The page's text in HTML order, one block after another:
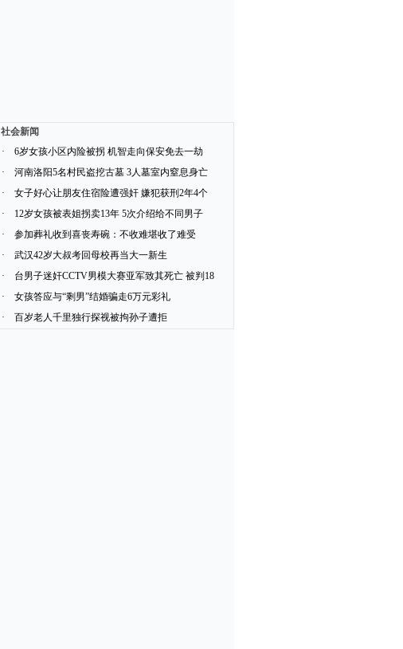
社会新闻
·
6岁女孩小区内险被拐 机智走向保安免去一劫
·
河南洛阳5名村民盗挖古墓 3人墓室内窒息身亡
·
女子好心让朋友住宿险遭强奸 嫌犯获刑2年4个
·
12岁女孩被表姐拐卖13年 5次介绍给不同男子
·
参加葬礼收到喜丧寿碗：不收难堪收了难受
·
武汉42岁大叔考回母校再当大一新生
·
台男子迷奸CCTV男模大赛亚军致其死亡 被判18
·
女孩答应与“剩男”结婚骗走6万元彩礼
·
百岁老人千里独行探视被拘孙子遭拒